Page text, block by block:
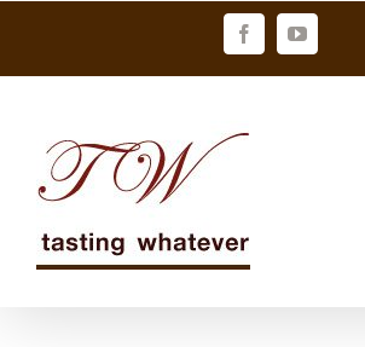
FacebookYouTube